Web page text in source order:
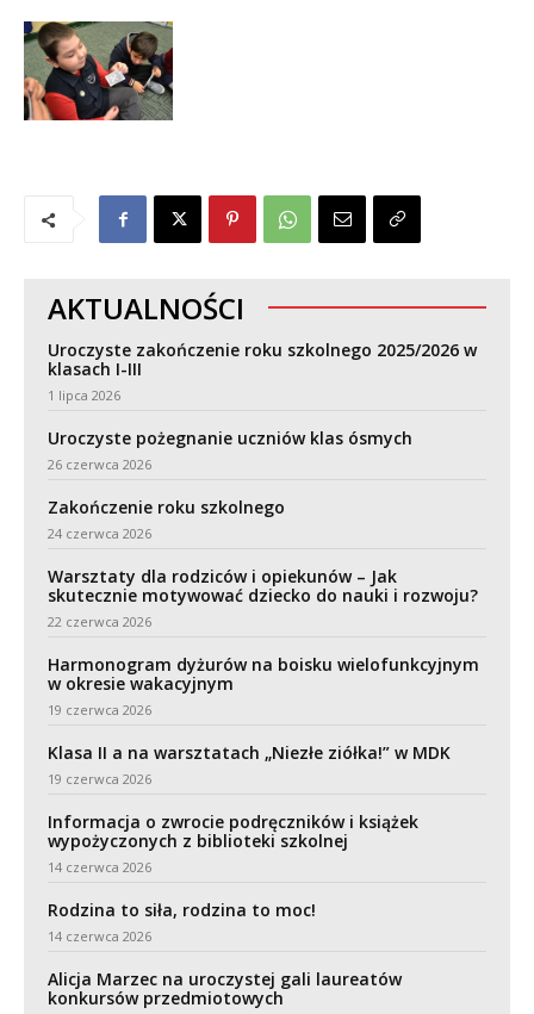
AKTUALNOŚCI
Uroczyste zakończenie roku szkolnego 2025/2026 w
klasach I-III
1 lipca 2026
Uroczyste pożegnanie uczniów klas ósmych
26 czerwca 2026
Zakończenie roku szkolnego
24 czerwca 2026
Warsztaty dla rodziców i opiekunów – Jak
skutecznie motywować dziecko do nauki i rozwoju?
22 czerwca 2026
Harmonogram dyżurów na boisku wielofunkcyjnym
w okresie wakacyjnym
19 czerwca 2026
Klasa II a na warsztatach „Niezłe ziółka!” w MDK
19 czerwca 2026
Informacja o zwrocie podręczników i książek
wypożyczonych z biblioteki szkolnej
14 czerwca 2026
Rodzina to siła, rodzina to moc!
14 czerwca 2026
Alicja Marzec na uroczystej gali laureatów
konkursów przedmiotowych